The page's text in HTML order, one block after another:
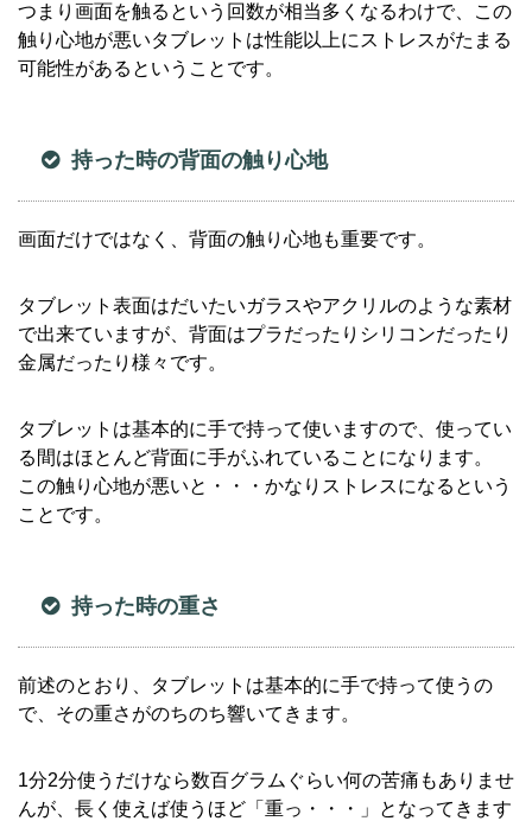
つまり画面を触るという回数が相当多くなるわけで、この
触り心地が悪いタブレットは性能以上にストレスがたまる
可能性があるということです。
持った時の背面の触り心地
画面だけではなく、背面の触り心地も重要です。
タブレット表面はだいたいガラスやアクリルのような素材
で出来ていますが、背面はプラだったりシリコンだったり
金属だったり様々です。
タブレットは基本的に手で持って使いますので、使ってい
る間はほとんど背面に手がふれていることになります。
この触り心地が悪いと・・・かなりストレスになるという
ことです。
持った時の重さ
前述のとおり、タブレットは基本的に手で持って使うの
で、その重さがのちのち響いてきます。
1分2分使うだけなら数百グラムぐらい何の苦痛もありませ
んが、長く使えば使うほど「重っ・・・」となってきます